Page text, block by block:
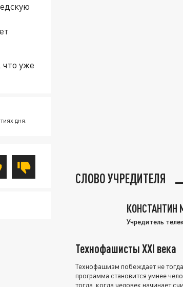
уже
дня.
СЛОВО УЧРЕДИТЕЛЯ
КОНСТАНТИН
Учредитель
Технофашисты XXI века
Технофашизм побеждает не
программа становится умнее
тогда, когда человек начинает